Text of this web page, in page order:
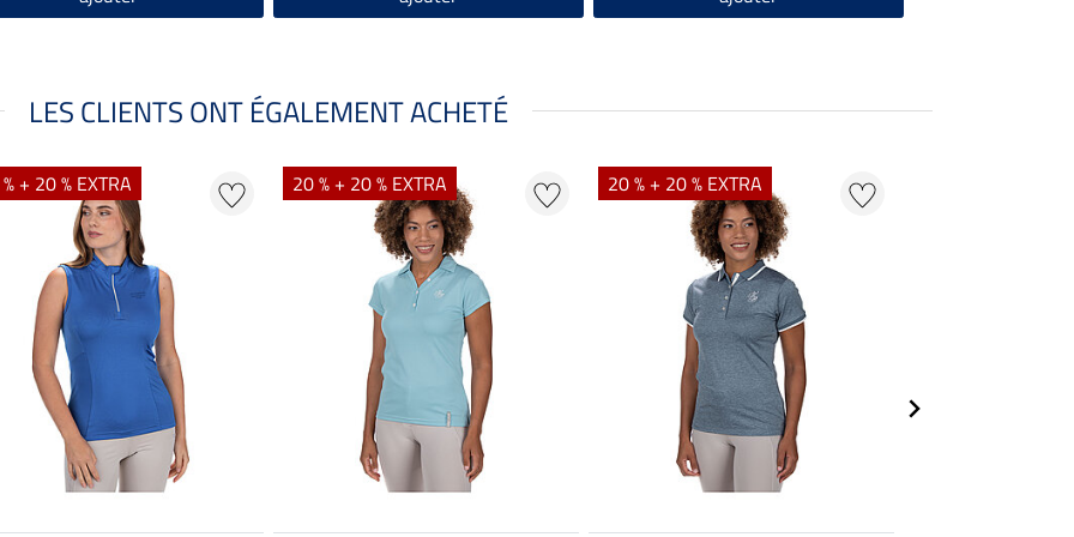
LES CLIENTS ONT ÉGALEMENT ACHETÉ
+ 20 % EXTRA 20 % + 20 % EXTRA 20 % + 20 % EXTRA